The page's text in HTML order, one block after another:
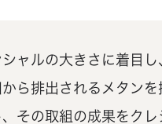
ャルの大きさに着目
ら排出されるメタン
その取組の成果をク